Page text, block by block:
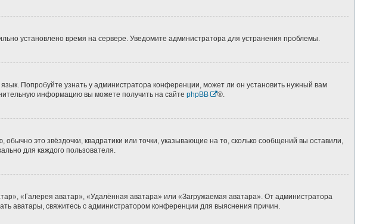
установлено время на сервере. Уведомите администратора для устранения проблемы.
Попробуйте узнать у администратора конференции, может ли он установить нужный вам
информацию вы можете получить на сайте phpBB ®.
это звёздочки, квадратики или точки, указывающие на то, сколько сообщений вы оставили,
для каждого пользователя.
«Галерея аватар», «Удалённая аватара» или «Загружаемая аватара». От администратора
аватары, свяжитесь с администратором конференции для выяснения причин.